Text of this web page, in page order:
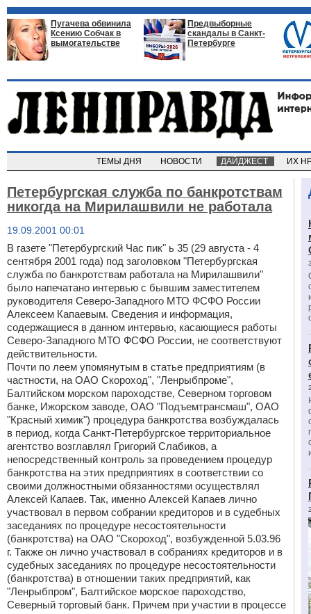
Пугачева обвинила
Ксению Собчак в
вымогательстве
Предвыборные
скандалы в Санкт-
Петербурге
ТЕМЫ ДНЯ НОВОСТИ ДАЙДЖЕСТ ИХ
Петербургская служба по банкротствам
никогда на Мирилашвили не работала
19.09.2001 00:01
В газете "Петербургский Час пик" ь 35 (29 августа - 4
сентября 2001 года) под заголовком "Петербургская
служба по банкротствам работала на Мирилашвили"
было напечатано интервью с бывшим заместителем
руководителя Северо-Западного МТО ФСФО России
Алексеем Капаевым. Сведения и информация,
содержащиеся в данном интервью, касающиеся работы
Северо-Западного МТО ФСФО России, не соответствуют
действительности.
Почти по леем упомянутым в статье предприятиям (в
частности, на ОАО Скороход", "Ленрыбпроме",
Балтийском морском пароходстве, Северном торговом
банке, Ижорском заводе, ОАО "Подъемтрансмаш", ОАО
"Красный химик") процедура банкротства возбуждалась
в период, когда Санкт-Петербургское территориальное
агентство возглавлял Григорий Слабиков, а
непосредственный контроль за проведением процедур
банкротства на этих предприятиях в соответствии со
своими должностными обязанностями осуществлял
Алексей Капаев. Так, именно Алексей Капаев лично
участвовал в первом собрании кредиторов и в судебных
заседаниях по процедуре несостоятельности
(банкротства) на ОАО "Скороход", возбужденной 5.03.96
г. Также он лично участвовал в собраниях кредиторов и в
судебных заседаниях по процедуре несостоятельности
(банкротства) в отношении таких предприятий, как
"Ленрыбпром", Балтийское морское пароходство,
Северный торговый банк. Причем при участии в процессе